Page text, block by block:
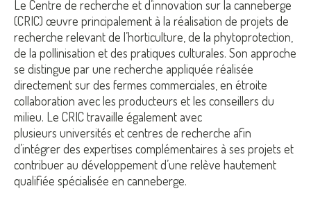
Le Centre de recherche et d’innovation sur la canneberge
(CRIC) œuvre principalement à la réalisation de projets de
recherche relevant de l’horticulture, de la phytoprotection,
de la pollinisation et des pratiques culturales. Son approche
se distingue par une recherche appliquée réalisée
directement sur des fermes commerciales, en étroite
collaboration avec les producteurs et les conseillers du
milieu. Le CRIC travaille également avec
plusieurs universités et centres de recherche afin
d’intégrer des expertises complémentaires à ses projets et
contribuer au développement d’une relève hautement
qualifiée spécialisée en canneberge.